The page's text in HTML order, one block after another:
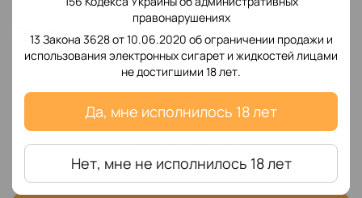
правонарушениях
13 Закона 3628 от 10.06.2020 об ограничении продажи и
использования электронных сигарет и жидкостей лицами
не достигшими 18 лет.
Да, мне исполнилось 18 лет
Нет, мне не исполнилось 18 лет
Отзывы